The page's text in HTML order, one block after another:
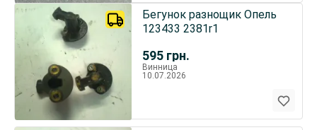
595 грн.
Бегунок разнощик Опель
123433 2381r1
Винница
10.07.2026